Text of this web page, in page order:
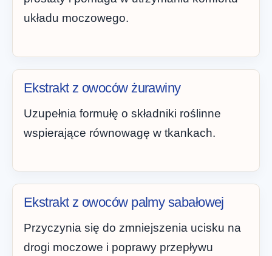
układu moczowego.
Ekstrakt z owoców żurawiny
Uzupełnia formułę o składniki roślinne
wspierające równowagę w tkankach.
Ekstrakt z owoców palmy sabałowej
Przyczynia się do zmniejszenia ucisku na
drogi moczowe i poprawy przepływu